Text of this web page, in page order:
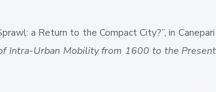
a Return to the Compact City?”, in Canepari
Intra-Urban Mobility from 1600 to the